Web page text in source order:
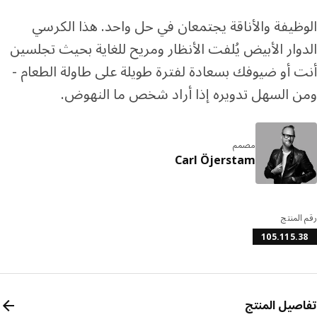
والأناقة يجتمعان في حل واحد. هذا الكرسي
الأبيض يُلفت الأنظار ومريح للغاية بحيث تجلسين
أو ضيوفك بسعادة لفترة طويلة على طاولة الطعام -
السهل تدويره إذا أراد شخص ما النهوض.
مصمم
Carl Öjerstam
المنتج